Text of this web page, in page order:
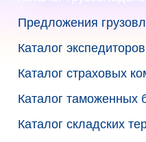
Предложения
Каталог экспедиторов
Каталог страховых
Каталог таможенных
Каталог складских